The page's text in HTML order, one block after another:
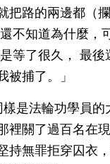
把路的兩邊都（
不知道為什麼，
等了很久， 最後
被捕了。」
樣是法輪功學員的
裡關了過百名在
持無罪拒穿囚衣